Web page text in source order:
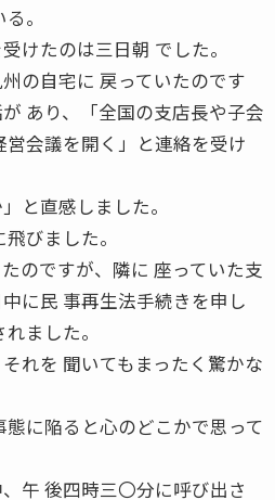
。
けたのは三日朝 でした。
の自宅に 戻っていたのです
あり、「全国の支店長や子会
会議を開く」と連絡を受け
と直感しました。
びました。
のですが、隣に 座っていた支
に民 事再生法手続きを申し
ました。
れを 聞いてもまったく驚かな
に陥ると心のどこかで思って
午 後四時三〇分に呼び出さ